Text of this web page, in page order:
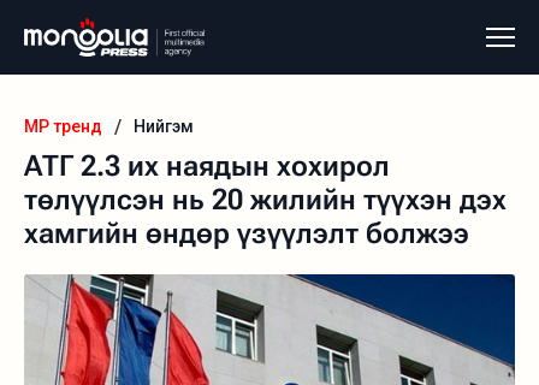
MP тренд / Нийгэм
АТГ 2.3 их наядын хохирол
төлүүлсэн нь 20 жилийн түүхэн дэх
хамгийн өндөр үзүүлэлт болжээ